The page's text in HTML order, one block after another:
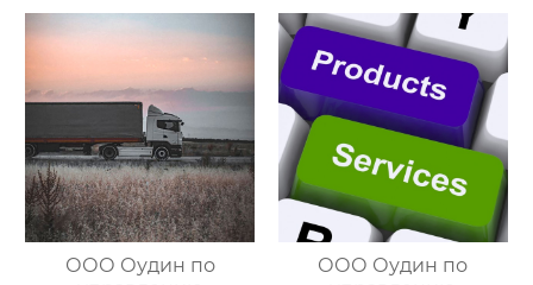
международными
цепями поставок
цепями поставок
ООО Оудин по
ООО Оудин по